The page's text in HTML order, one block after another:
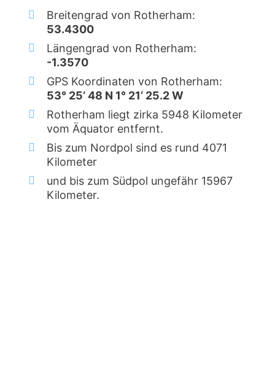
Breitengrad von Rotherham:
53.4300
Längengrad von Rotherham:
-1.3570
GPS Koordinaten von Rotherham:
53° 25‘ 48 N 1° 21‘ 25.2 W
Rotherham liegt zirka 5948 Kilometer
vom Äquator entfernt.
Bis zum Nordpol sind es rund 4071
Kilometer
und bis zum Südpol ungefähr 15967
Kilometer.